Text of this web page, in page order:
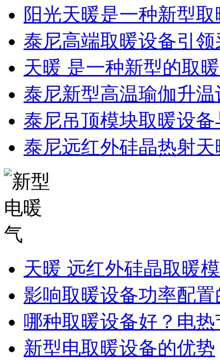
阳光天暖是一种新型
泰尼高端取暖设备引
天暖 是一种新型的取
泰尼新型高温瑜伽升
泰尼吊顶模块取暖设
泰尼远红外硅晶热射
天暖 远红外硅晶取暖
影响取暖设备功率配
哪种取暖设备好？电
新型电取暖设备的优势